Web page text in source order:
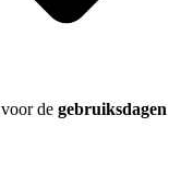
voor de gebruiksdagen